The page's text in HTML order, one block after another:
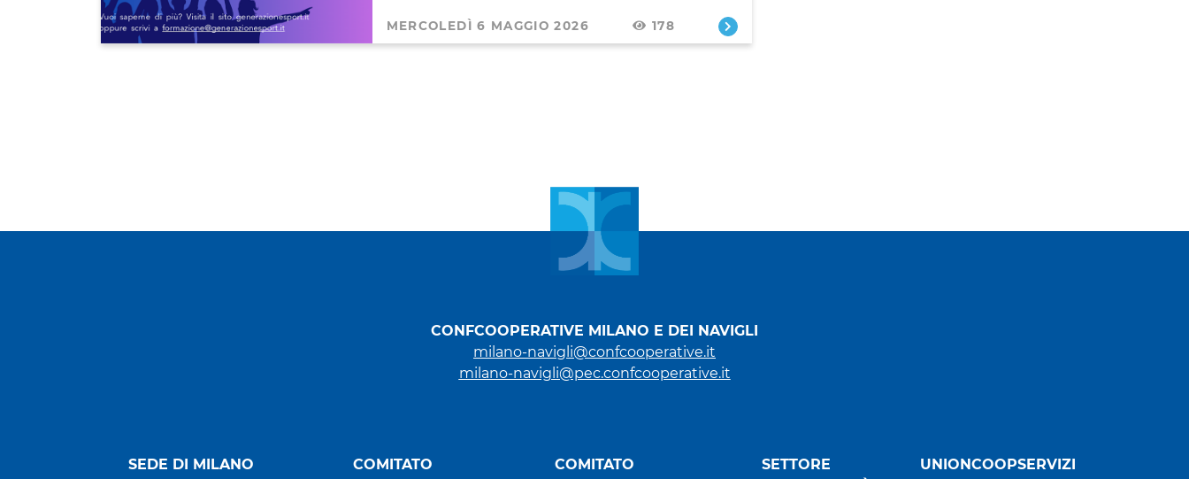
MERCOLEDÌ 6 MAGGIO 2026 178
CONFCOOPERATIVE MILANO E DEI NAVIGLI
milano-navigli@confcooperative.it
milano-navigli@pec.confcooperative.it
SEDE DI MILANO
COMITATO
COMITATO
SETTORE
UNIONCOOPSERVIZI